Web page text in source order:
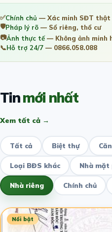
✅Chính chủ — Xác minh SĐT thật
🛡️Pháp lý rõ — Sổ riêng, thổ cư
📷Ảnh thực tế— Không ảnh minh
📞Hỗ trợ 24/7 — 0866.058.088
Tinmới nhất
Xem tất cả →
Tất cả Biệt thự
Loại BĐS khác Nhà mặt
Nhà riêng Chính chủ
Nổi bật